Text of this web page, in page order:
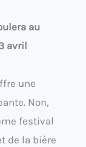
au
avril
une
Non,
festival
de la bière